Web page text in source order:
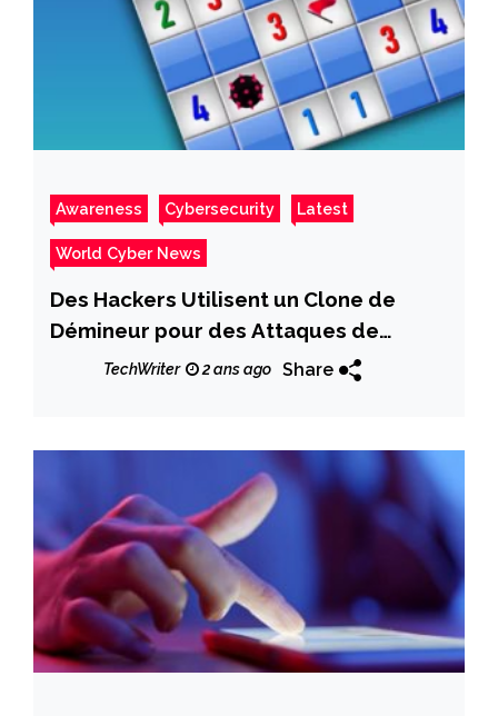
Awareness Cybersecurity Latest
World Cyber News
Des Hackers Utilisent un Clone de
Démineur pour des Attaques de
PhishingTechWriter 2 ans ago Share